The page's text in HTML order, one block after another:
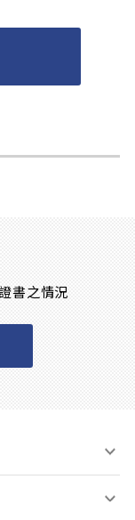
書之情況